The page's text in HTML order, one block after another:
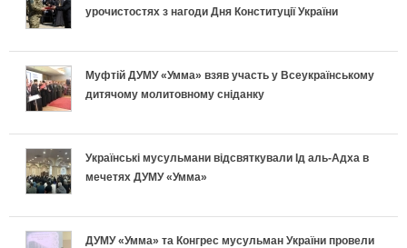
урочистостях з нагоди Дня Конституції України
Муфтій ДУМУ «Умма» взяв участь у Всеукраїнському
дитячому молитовному сніданку
Українські мусульмани відсвяткували Ід аль-Адха в
мечетях ДУМУ «Умма»
ДУМУ «Умма» та Конгрес мусульман України провели